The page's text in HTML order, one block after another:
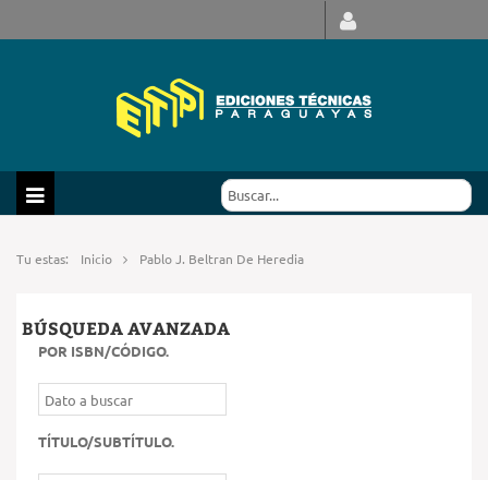
Tu estas: Inicio Pablo J. Beltran De Heredia
BÚSQUEDA AVANZADA
POR ISBN/CÓDIGO.
TÍTULO/SUBTÍTULO.